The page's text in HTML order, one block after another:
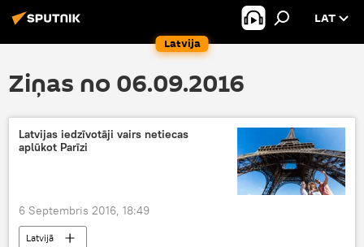
Latvija
LAT
Ziņas no 06.09.2016
Latvijas iedzīvotāji vairs netiecas
aplūkot Parīzi
6 Septembris 2016, 18:49
Latvijā